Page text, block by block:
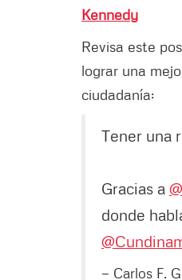
Kennedy
Revisa este
lograr una
ciudadanía:
Tener una
Gracias a
donde
— Carlos F.